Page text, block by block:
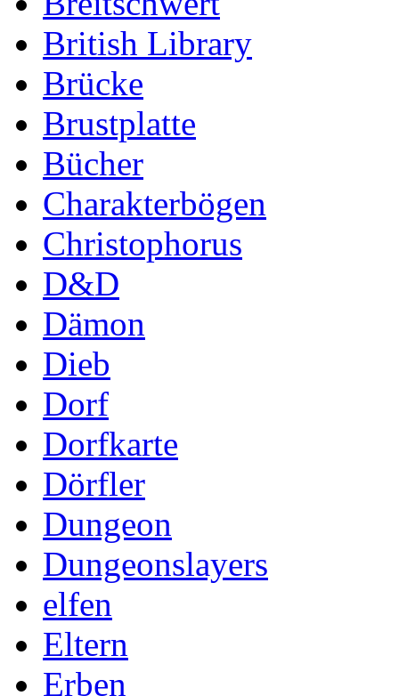
British Library
Brücke
Brustplatte
Bücher
Charakterbögen
Christophorus
D&D
Dämon
Dieb
Dorf
Dorfkarte
Dörfler
Dungeon
Dungeonslayers
elfen
Eltern
Erben